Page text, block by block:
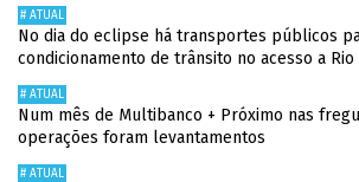
# ATUAL
No dia do eclipse há transportes públicos
condicionamento de trânsito no acesso a
# ATUAL
Num mês de Multibanco + Próximo nas
operações foram levantamentos
# ATUAL